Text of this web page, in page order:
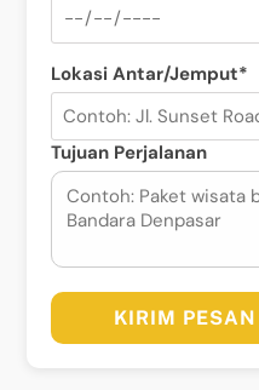
Lokasi Antar/Jemput*
Tujuan Perjalanan
KIRIM